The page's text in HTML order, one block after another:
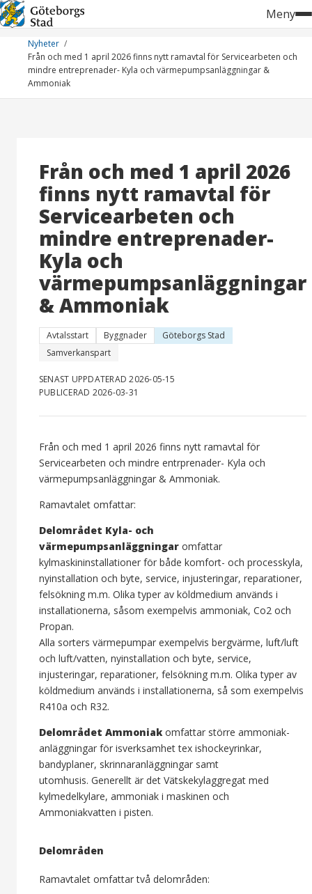
Hoppa
till
innehåll
Meny
Nyheter
Från och med 1 april 2026 finns nytt ramavtal för Servicearbeten och
mindre entreprenader- Kyla och värmepumpsanläggningar &
Ammoniak
Från och med 1 april 2026
finns nytt ramavtal för
Servicearbeten och
mindre entreprenader-
Kyla och
värmepumpsanläggningar
& Ammoniak
Avtalsstart Byggnader
Göteborgs Stad
Samverkanspart
SENAST UPPDATERAD 2026-05-15
PUBLICERAD 2026-03-31
Från och med 1 april 2026 finns nytt ramavtal för
Servicearbeten och mindre entrprenader- Kyla och
värmepumpsanläggningar & Ammoniak.
Ramavtalet omfattar:
Delområdet Kyla- och
värmepumpsanläggningar omfattar
kylmaskininstallationer för både komfort- och processkyla,
nyinstallation och byte, service, injusteringar, reparationer,
felsökning m.m. Olika typer av köldmedium används i
installationerna, såsom exempelvis ammoniak, Co2 och
Propan.
Alla sorters värmepumpar exempelvis bergvärme, luft/luft
och luft/vatten, nyinstallation och byte, service,
injusteringar, reparationer, felsökning m.m. Olika typer av
köldmedium används i installationerna, så som exempelvis
R410a och R32.
Delområdet Ammoniak omfattar större ammoniak-
anläggningar för isverksamhet tex ishockeyrinkar,
bandyplaner, skrinnaranläggningar samt
utomhusis. Generellt är det Vätskekylaggregat med
kylmedelkylare, ammoniak i maskinen och
Ammoniakvatten i pisten.
Delområden
Ramavtalet omfattar två delområden: